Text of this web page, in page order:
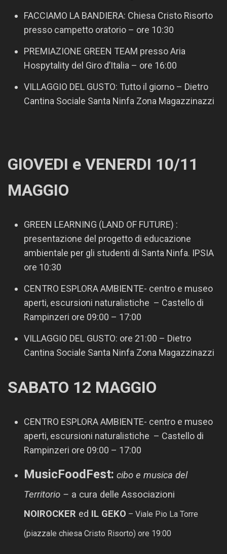
FACCIAMO LA BANDIERA: Chiesa Cristo Risorto
presso campetto oratorio – ore 10:30
PREMIAZIONE GREEN TEAM presso Aria
Hospytality del Giro d’Italia – ore 16:00
VILLAGGIO DEL GUSTO: Tutto il giorno – Dietro
Cantina Sociale Santa Ninfa Zona Magazzinazzi
GIOVEDI e VENERDI 10/11
MAGGIO
GREEN LEARNING (LAND OF FUTURE) :
presentazione del progetto di educazione
ambientale per gli studenti di Santa Ninfa. IPSIA
ore 10:30
CENTRO ESPLORA AMBIENTE- centro e museo
aperti, escursioni naturalistiche – Castello di
Rampinzeri ore 09:00 – 17:00
VILLAGGIO DEL GUSTO: ore 21:00 – Dietro
Cantina Sociale Santa Ninfa Zona Magazzinazzi
SABATO 12 MAGGIO
CENTRO ESPLORA AMBIENTE- centro e museo
aperti, escursioni naturalistiche – Castello di
Rampinzeri ore 09:00 – 17:00
MusicFoodFest: cibo e musica del
Territorio – a cura delle Associazioni
NOIROCKER ed IL GEKO – Viale Pio La Torre
(piazzale chiesa Cristo Risorto) ore 19:00